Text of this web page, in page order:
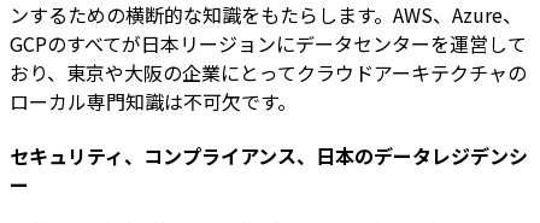
ンするための横断的な知識をもたらします。AWS、Azure、
GCPのすべてが日本リージョンにデータセンターを運営して
おり、東京や大阪の企業にとってクラウドアーキテクチャの
ローカル専門知識は不可欠です。
セキュリティ、コンプライアンス、日本のデータレジデンシ
ー